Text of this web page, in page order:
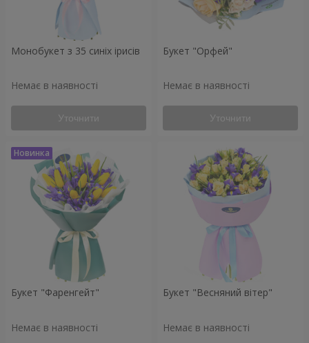
Монобукет з 35 синіх ірисів
Немає в наявності
Уточнити
Букет "Орфей"
Немає в наявності
Уточнити
Букет "Фаренгейт"
Немає в наявності
Букет "Весняний вітер"
Немає в наявності